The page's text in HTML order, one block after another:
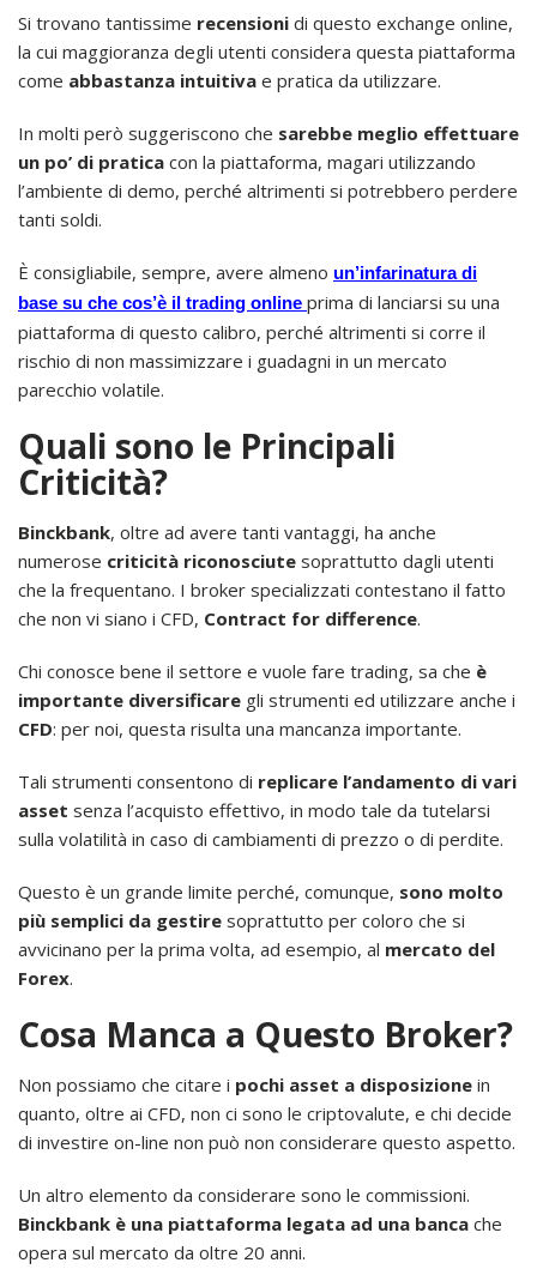
Si trovano tantissime recensioni di questo exchange online,
la cui maggioranza degli utenti considera questa piattaforma
come abbastanza intuitiva e pratica da utilizzare.
In molti però suggeriscono che sarebbe meglio effettuare
un po’ di pratica con la piattaforma, magari utilizzando
l’ambiente di demo, perché altrimenti si potrebbero perdere
tanti soldi.
È consigliabile, sempre, avere almeno un’infarinatura di
base su che cos’è il trading online prima di lanciarsi su una
piattaforma di questo calibro, perché altrimenti si corre il
rischio di non massimizzare i guadagni in un mercato
parecchio volatile.
Quali sono le Principali
Criticità?
Binckbank, oltre ad avere tanti vantaggi, ha anche
numerose criticità riconosciute soprattutto dagli utenti
che la frequentano. I broker specializzati contestano il fatto
che non vi siano i CFD, Contract for difference.
Chi conosce bene il settore e vuole fare trading, sa che è
importante diversificare gli strumenti ed utilizzare anche i
CFD: per noi, questa risulta una mancanza importante.
Tali strumenti consentono di replicare l’andamento di vari
asset senza l’acquisto effettivo, in modo tale da tutelarsi
sulla volatilità in caso di cambiamenti di prezzo o di perdite.
Questo è un grande limite perché, comunque, sono molto
più semplici da gestire soprattutto per coloro che si
avvicinano per la prima volta, ad esempio, al mercato del
Forex.
Cosa Manca a Questo Broker?
Non possiamo che citare i pochi asset a disposizione in
quanto, oltre ai CFD, non ci sono le criptovalute, e chi decide
di investire on-line non può non considerare questo aspetto.
Un altro elemento da considerare sono le commissioni.
Binckbank è una piattaforma legata ad una banca che
opera sul mercato da oltre 20 anni.